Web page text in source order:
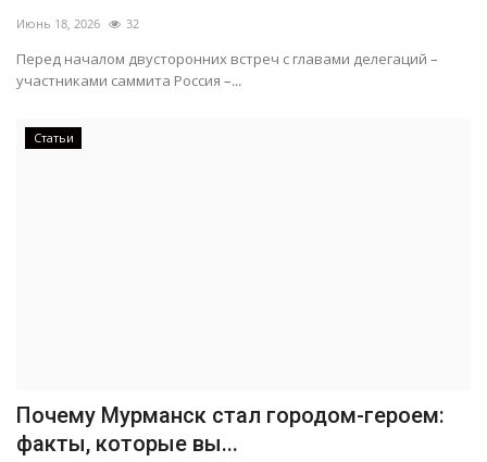
Июнь 18, 2026 32
Перед началом двусторонних встреч с главами делегаций –
участниками саммита Россия –...
Статьи
Почему Мурманск стал городом-героем:
факты, которые вы...